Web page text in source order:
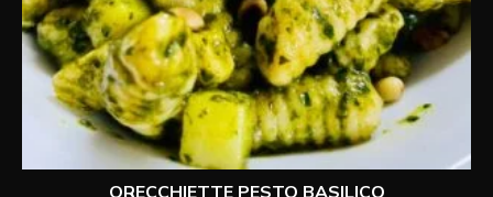
ORECCHIETTE PESTO BASILICO